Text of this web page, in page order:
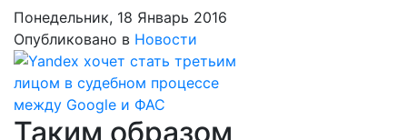
Понедельник, 18 Январь 2016
Опубликовано в Новости
Таким образом